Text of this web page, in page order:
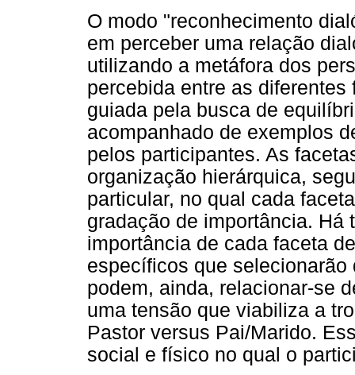
O modo "reconhecimento
em perceber uma relação
utilizando a metáfora dos
percebida entre as
guiada pela busca de
acompanhado de exemplos
pelos participantes. As
organização hierárquica,
particular, no qual cada
gradação de importância. Há
importância de cada faceta
específicos que
podem, ainda, relacionar-se
uma tensão que viabiliza a
Pastor versus Pai/Marido.
social e físico no qual o